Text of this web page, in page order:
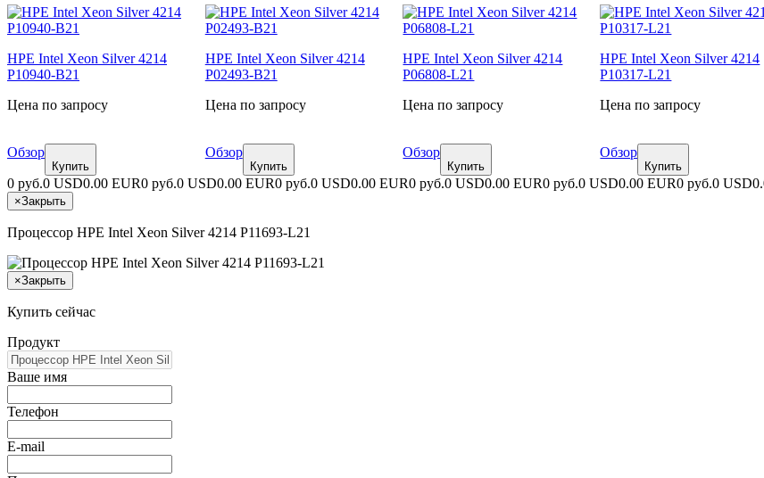
HPE Intel Xeon Silver 4214
P10940-B21
Цена по запросу
Обзор
Купить
HPE Intel Xeon Silver 4214
P02493-B21
Цена по запросу
Обзор
Купить
HPE Intel Xeon Silver 4214
P06808-L21
Цена по запросу
Обзор
Купить
HPE Intel Xeon Silver 4214
P10317-L21
Цена по запросу
Обзор
Купить
0 руб.0 USD0.00 EUR0 руб.0 USD0.00 EUR0 руб.0 USD0.00 EUR0 руб.0 USD0.00 EUR0 руб.0 USD0.00 EUR0 руб.0 USD
×Закрыть
Процессор HPE Intel Xeon Silver 4214 P11693-L21
×Закрыть
Купить сейчас
Продукт
Ваше имя
Телефон
E-mail